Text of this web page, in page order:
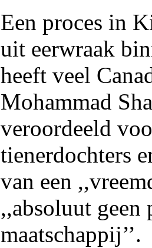
Een proces in
uit eerwraak
heeft veel
Mohammad
veroordeeld
tienerdochters
van een
,,absoluut geen
maatschappij’’.